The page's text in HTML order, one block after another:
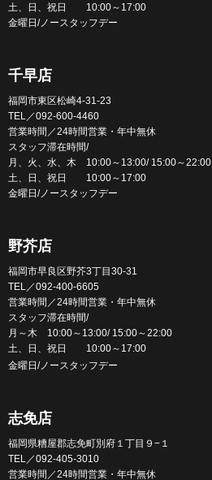
土、日、祝日 10:00～17:00
金曜日/ノースタッフデー
千早店
福岡市東区松崎4-31-23
TEL／092-600-4460
営業時間／24時間営業・年中無休
スタッフ滞在時間/
月、火、水、木 10:00～13:00/ 15:00～22:00
土、日、祝日 10:00～17:00
金曜日/ノースタッフデー
野芥店
福岡市早良区野芥3丁目30-31
TEL／092-400-6605
営業時間／24時間営業・年中無休
スタッフ滞在時間/
月～木 10:00～13:00/ 15:00～22:00
土、日、祝日 10:00～17:00
金曜日/ノースタッフデー
志免店
福岡県糟屋郡志免町別府１丁目９−１
TEL／092-405-3010
営業時間／24時間営業・年中無休